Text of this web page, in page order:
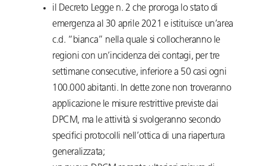
il Decreto Legge n. 2 che proroga lo stato di
emergenza al 30 aprile 2021 e istituisce un’area
c.d. “bianca” nella quale si collocheranno le
regioni con un’incidenza dei contagi, per tre
settimane consecutive, inferiore a 50 casi ogni
100.000 abitanti. In dette zone non troveranno
applicazione le misure restrittive previste dai
DPCM, ma le attività si svolgeranno secondo
specifici protocolli nell’ottica di una riapertura
generalizzata;